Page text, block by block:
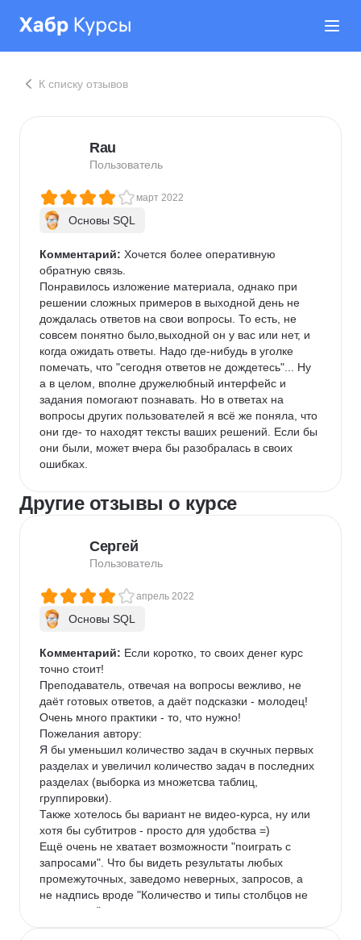
К списку отзывов
Rau
Пользователь
март 2022
Основы SQL
Комментарий: Хочется более оперативную
обратную связь.
Понравилось изложение материала, однако при
решении сложных примеров в выходной день не
дождалась ответов на свои вопросы. То есть, не
совсем понятно было,выходной он у вас или нет, и
когда ожидать ответы. Надо где-нибудь в уголке
помечать, что "сегодня ответов не дождетесь"... Ну
а в целом, вполне дружелюбный интерфейс и
задания помогают познавать. Но в ответах на
вопросы других пользователей я всё же поняла, что
они где- то находят тексты ваших решений. Если бы
они были, может вчера бы разобралась в своих
ошибках.
Другие отзывы о курсе
Сергей
Пользователь
апрель 2022
Основы SQL
Комментарий: Если коротко, то своих денег курс
точно стоит!
Преподаватель, отвечая на вопросы вежливо, не
даёт готовых ответов, а даёт подсказки - молодец!
Очень много практики - то, что нужно!
Пожелания автору:
Я бы уменьшил количество задач в скучных первых
разделах и увеличил количество задач в последних
разделах (выборка из множетсва таблиц,
группировки).
Также хотелось бы вариант не видео-курса, ну или
хотя бы субтитров - просто для удобства =)
Ещё очень не хватает возможности "поиграть с
запросами". Что бы видеть результаты любых
промежуточных, заведомо неверных, запросов, а
не надпись вроде "Количество и типы столбцов не
совпадают".